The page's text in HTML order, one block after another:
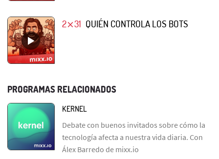
2⨯31 QUIÉN CONTROLA LOS BOTS
PROGRAMAS RELACIONADOS
KERNEL
Debate con buenos invitados sobre cómo la
tecnología afecta a nuestra vida diaria. Con
Álex Barredo de mixx.io